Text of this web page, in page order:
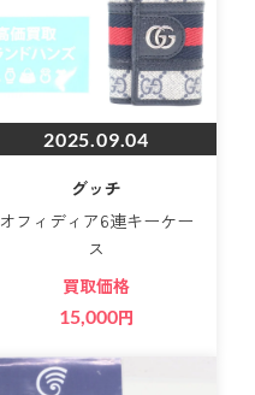
2025.09.04
グッチ
オフィディア6連キーケー
ス
買取価格
15,000円